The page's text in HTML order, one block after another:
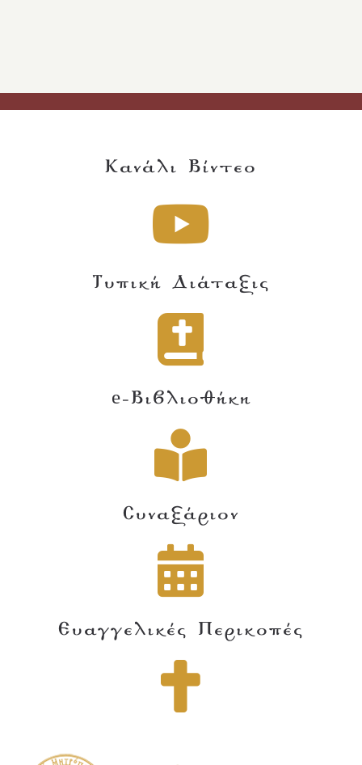
Κανάλι Βίντεο
Τυπική Διάταξις
e-Βιβλιοθήκη
Συναξάριον
Ευαγγελικές Περικοπές